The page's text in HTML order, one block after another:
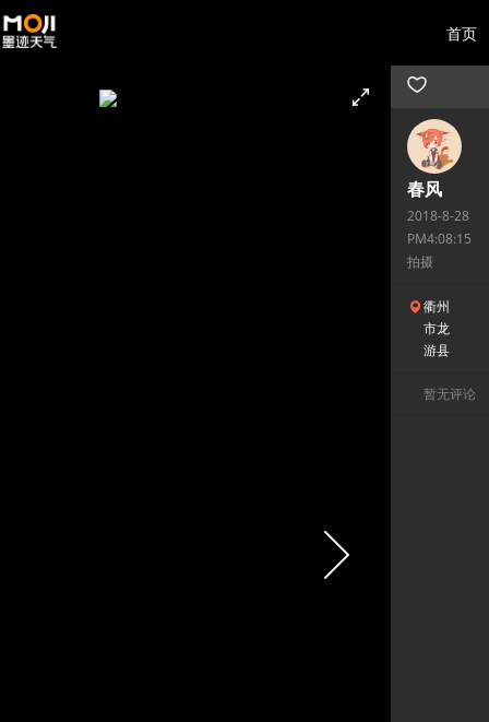
首页
春风
2018-8-28
PM4:08:15
拍摄
衢州
市龙
游县
暂无评论